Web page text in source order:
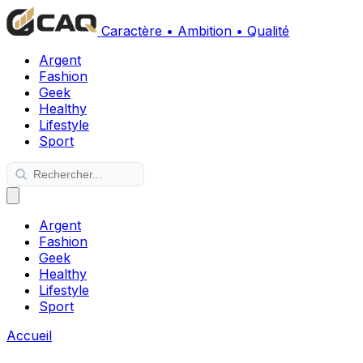
Caractère • Ambition • Qualité
Argent
Fashion
Geek
Healthy
Lifestyle
Sport
Argent
Fashion
Geek
Healthy
Lifestyle
Sport
Accueil